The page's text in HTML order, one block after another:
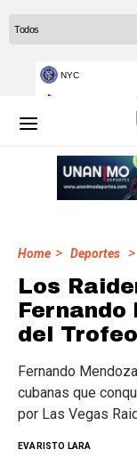
Home > Deportes >
Los
Fernando
del
Fernando
cubanas que
por Las Vegas
EVARISTO LARA